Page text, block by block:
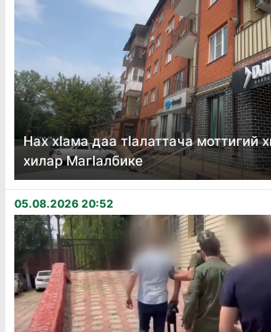
Нах хӏама даа тӏалаттача моттигий
хилар Магӏалбике
05.08.2026 20:52